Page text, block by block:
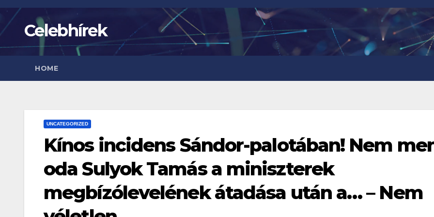
Skip
content Celebhírek
HOME
UNCATEGORIZED
Kínos incidens Sándor-palotában! Nem
oda Sulyok Tamás a miniszterek
megbízólevelének átadása után a… – Nem